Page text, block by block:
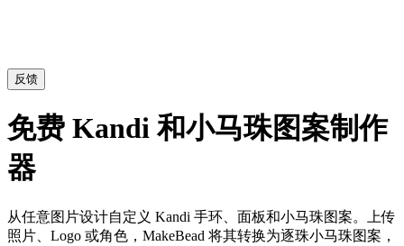
反馈
免费 Kandi 和小马珠图案制作
器
从任意图片设计自定义 Kandi 手环、面板和小马珠图案。上传
照片、Logo 或角色，MakeBead 将其转换为逐珠小马珠图案，